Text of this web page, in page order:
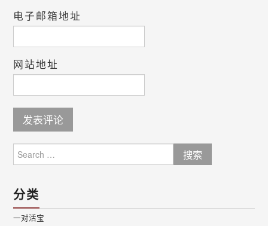
电子邮箱地址
网站地址
Search
for:
分类
一对活宝